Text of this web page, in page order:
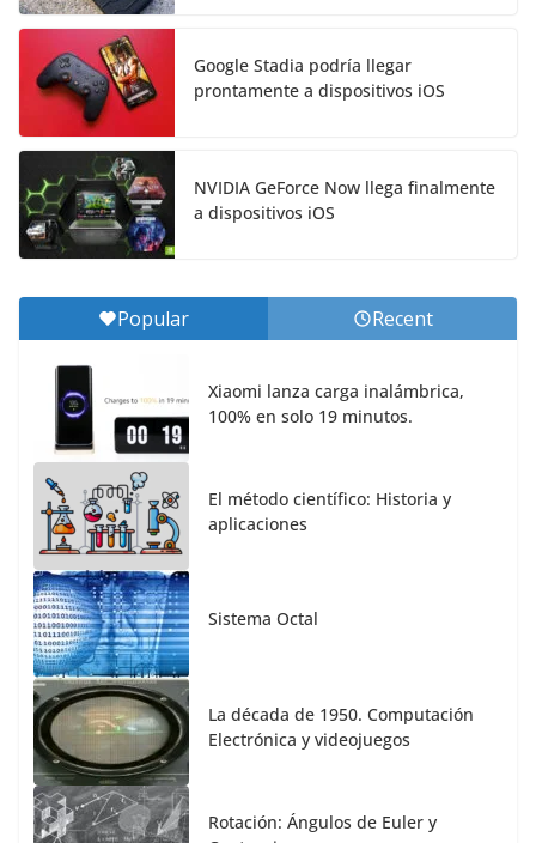
Google Stadia podría llegar
prontamente a dispositivos iOS
NVIDIA GeForce Now llega finalmente
a dispositivos iOS
Popular Recent
Xiaomi lanza carga inalámbrica,
100% en solo 19 minutos.
El método científico: Historia y
aplicaciones
Sistema Octal
La década de 1950. Computación
Electrónica y videojuegos
Rotación: Ángulos de Euler y